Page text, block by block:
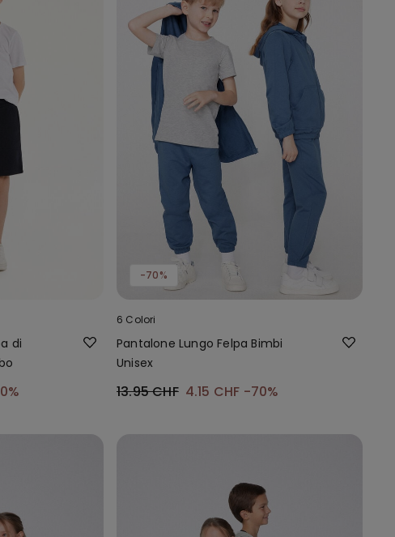
di
-70%
6 Colori
Pantalone Lungo Felpa Bimbi
Unisex
13.95 CHF 4.15 CHF -70%